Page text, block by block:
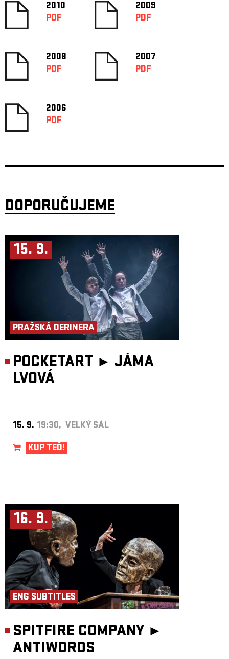
2010
PDF
2009
PDF
2008
PDF
2007
PDF
2006
PDF
DOPORUČUJEME
15. 9.
PRAŽSKÁ DERINERA
POCKETART ► JÁMA
LVOVÁ
15. 9. 19:30, VELKÝ SÁL
KUP TEĎ!
16. 9.
ENG SUBTITLES
SPITFIRE COMPANY ►
ANTIWORDS